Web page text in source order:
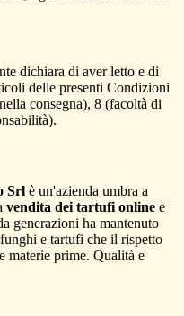
dichiara di aver letto e di
delle presenti Condizioni
consegna), 8 (facoltà di
Srl è un'azienda umbra a
vendita dei tartufi online e
generazioni ha mantenuto
e tartufi che il rispetto
materie prime. Qualità e